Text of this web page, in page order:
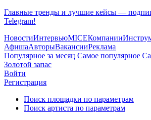
Главные тренды и лучшие кейсы —
Telegram!
НовостиИнтервьюMICEКомпании
АфишаАвторыВакансииРеклама
Популярное за месяц Самое популярное
Золотой запас
Войти
Регистрация
Поиск площадки по параметрам
Поиск артиста по параметрам